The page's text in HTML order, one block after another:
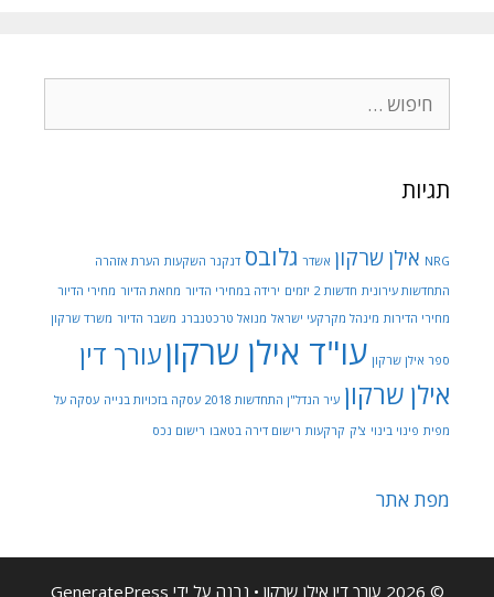
תגיות
NRG אילן שרקון אשדר גלובס דנקנר השקעות הערת אזהרה
התחדשות עירונית חדשות 2 יזמים ירידה במחירי הדיור מחאת הדיור מחירי הדיור
מחירי הדירות מינהל מקרקעי ישראל מנואל טרכטנברג משבר הדיור משרד שרקון
ספר אילן שרקון עו"ד אילן שרקוןעורך דין
אילן שרקון עיר הנדל"ן התחדשות 2018 עסקה בזכויות בנייה עסקה על
מפית פינוי בינוי צ'ק קרקעות רישום דירה בטאבו רישום נכס
מפת אתר
© 2026 עורך דין אילן שרקון • נבנה על ידי GeneratePress